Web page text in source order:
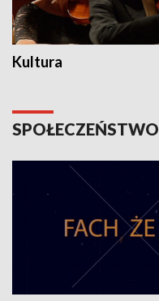
Kultura
SPOŁECZEŃSTWO